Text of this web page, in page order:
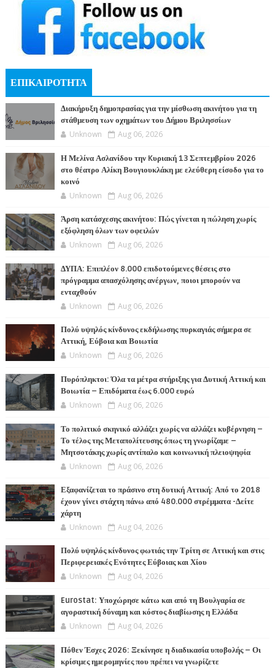
ΕΠΙΚΑΙΡΟΤΗΤΑ
Διακήρυξη δημοπρασίας για την μίσθωση ακινήτου για τη
στάθμευση των οχημάτων του Δήμου Βριλησσίων
Unknown Aug 06, 2026
Η Μελίνα Ασλανίδου την Kυριακή 13 Σεπτεμβρίου 2026
στο θέατρο Αλίκη Βουγιουκλάκη με ελεύθερη είσοδο για το
κοινό
Unknown Aug 06, 2026
Άρση κατάσχεσης ακινήτου: Πώς γίνεται η πώληση χωρίς
εξόφληση όλων των οφειλών
Unknown Aug 06, 2026
ΔΥΠΑ: Επιπλέον 8.000 επιδοτούμενες θέσεις στο
πρόγραμμα απασχόλησης ανέργων, ποιοι μπορούν να
ενταχθούν
Unknown Aug 06, 2026
Πολύ υψηλός κίνδυνος εκδήλωσης πυρκαγιάς σήμερα σε
Αττική, Εύβοια και Βοιωτία
Unknown Aug 06, 2026
Πυρόπληκτοι: Όλα τα μέτρα στήριξης για Δυτική Αττική και
Βοιωτία – Επιδόματα έως 6.000 ευρώ
Unknown Aug 06, 2026
Το πολιτικό σκηνικό αλλάζει χωρίς να αλλάζει κυβέρνηση –
Το τέλος της Μεταπολίτευσης όπως τη γνωρίζαμε –
Μητσοτάκης χωρίς αντίπαλο και κοινωνική πλειοψηφία
Unknown Aug 06, 2026
Εξαφανίζεται το πράσινο στη δυτική Αττική: Από το 2018
έχουν γίνει στάχτη πάνω από 480.000 στρέμματα -Δείτε
χάρτη
Unknown Aug 04, 2026
Πολύ υψηλός κίνδυνος φωτιάς την Τρίτη σε Αττική και στις
Περιφερειακές Ενότητες Εύβοιας και Χίου
Unknown Aug 04, 2026
Eurostat: Υποχώρησε κάτω και από τη Βουλγαρία σε
αγοραστική δύναμη και κόστος διαβίωσης η Ελλάδα
Unknown Aug 04, 2026
Πόθεν Έσχες 2026: Ξεκίνησε η διαδικασία υποβολής – Οι
κρίσιμες ημερομηνίες που πρέπει να γνωρίζετε